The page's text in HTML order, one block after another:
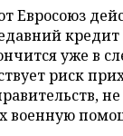
Евросоюз
кредит
уже в
риск
не
военную